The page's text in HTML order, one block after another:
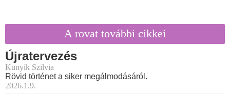
A rovat további cikkei
Újratervezés
Kunyík Szilvia
Rövid történet a siker megálmodásáról.
2026.1.9.